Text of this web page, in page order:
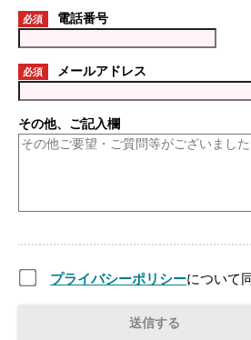
必須 電話番号
必須 メールアドレス
その他、ご記入欄
プライバシーポリシーについて